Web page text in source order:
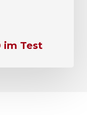
im Test